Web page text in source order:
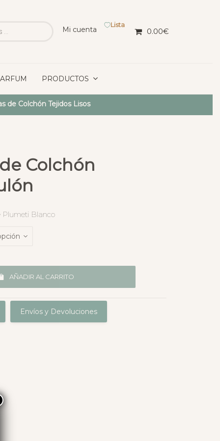
Mi cuenta
Lista
0.00€
PRODUCTOS
de Colchón Tejidos Lisos
Colchón
Plumeti Blanco
AÑADIR AL CARRITO
Envíos y Devoluciones